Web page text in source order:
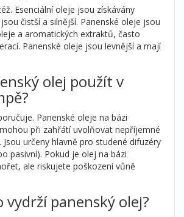
Esenciální oleje jsou získávány
čistší a silnější. Panenské oleje jsou
a aromatických extraktů, často
Panenské oleje jsou levnější a mají
olej použít v
Panenské oleje na bázi
při zahřátí uvolňovat nepříjemné
určeny hlavně pro studené difuzéry
pasivní). Pokud je olej na bázi
ale riskujete poškození vůně
vydrží panenský olej?